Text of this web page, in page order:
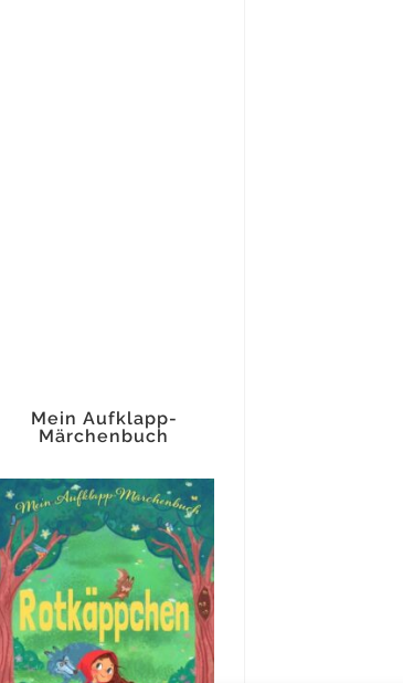
Mein Aufklapp-
Märchenbuch